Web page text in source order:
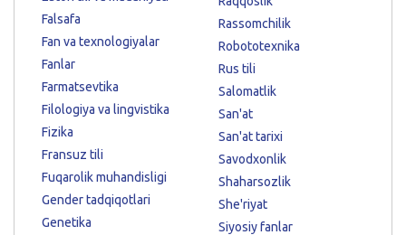
Falsafa
Fan va texnologiyalar
Fanlar
Farmatsevtika
Filologiya va lingvistika
Fizika
Fransuz tili
Fuqarolik muhandisligi
Gender tadqiqotlari
Genetika
Rassomchilik
Robototexnika
Rus tili
Salomatlik
San'at
San'at tarixi
Savodxonlik
Shaharsozlik
She'riyat
Siyosiy fanlar